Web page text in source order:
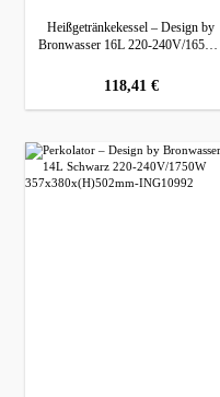
Heißgetränkekessel – Design by
Bronwasser 16L 220-240V/1650W
regulärer preis:
118,41 €